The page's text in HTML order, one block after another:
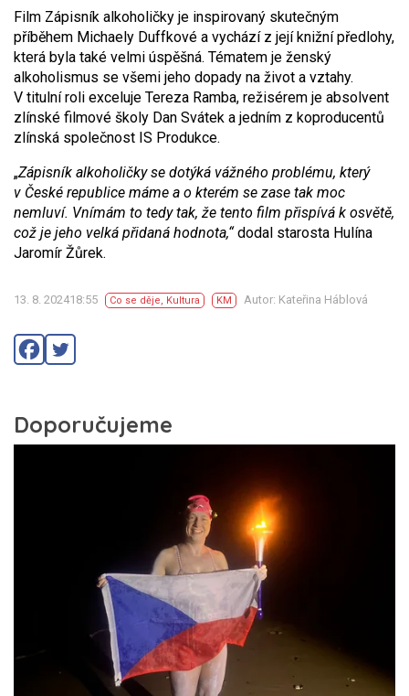
Film Zápisník alkoholičky je inspirovaný skutečným
příběhem Michaely Duffkové a vychází z její knižní předlohy,
která byla také velmi úspěšná. Tématem je ženský
alkoholismus se všemi jeho dopady na život a vztahy.
V titulní roli exceluje Tereza Ramba, režisérem je absolvent
zlínské filmové školy Dan Svátek a jedním z koproducentů
zlínská společnost IS Produkce.
„Zápisník alkoholičky se dotýká vážného problému, který
v České republice máme a o kterém se zase tak moc
nemluví. Vnímám to tedy tak, že tento film přispívá k osvětě,
což je jeho velká přidaná hodnota,“dodal starosta Hulína
Jaromír Žůrek.
13. 8. 202418:55 Co se děje, Kultura KM Autor: Kateřina Háblová